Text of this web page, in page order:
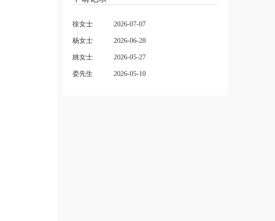
徐女士 2026-07-07
杨女士 2026-06-28
姚女士 2026-05-27
娄先生 2026-05-10